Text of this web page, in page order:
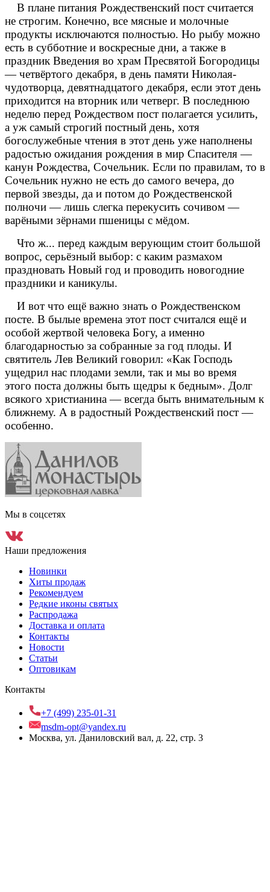
В плане питания Рождественский пост считается
не строгим. Конечно, все мясные и молочные
продукты исключаются полностью. Но рыбу можно
есть в субботние и воскресные дни, а также в
праздник Введения во храм Пресвятой Богородицы
— четвёртого декабря, в день памяти Николая-
чудотворца, девятнадцатого декабря, если этот день
приходится на вторник или четверг. В последнюю
неделю перед Рождеством пост полагается усилить,
а уж самый строгий постный день, хотя
богослужебные чтения в этот день уже наполнены
радостью ожидания рождения в мир Спасителя —
канун Рождества, Сочельник. Если по правилам, то в
Сочельник нужно не есть до самого вечера, до
первой звезды, да и потом до Рождественской
полночи — лишь слегка перекусить сочивом —
варёными зёрнами пшеницы с мёдом.
Что ж... перед каждым верующим стоит большой
вопрос, серьёзный выбор: с каким размахом
праздновать Новый год и проводить новогодние
праздники и каникулы.
И вот что ещё важно знать о Рождественском
посте. В былые времена этот пост считался ещё и
особой жертвой человека Богу, а именно
благодарностью за собранные за год плоды. И
святитель Лев Великий говорил: «Как Господь
ущедрил нас плодами земли, так и мы во время
этого поста должны быть щедры к бедным». Долг
всякого христианина — всегда быть внимательным к
ближнему. А в радостный Рождественский пост —
особенно.
Мы в соцсетях
Наши предложения
Новинки
Хиты продаж
Рекомендуем
Редкие иконы святых
Распродажа
Доставка и оплата
Контакты
Новости
Статьи
Оптовикам
Контакты
+7 (499) 235-01-31
msdm-opt@yandex.ru
Москва, ул. Даниловский вал, д. 22, стр. 3